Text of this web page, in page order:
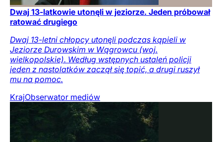
Dwaj 13-latkowie utonęli w jeziorze. Jeden próbował
ratować drugiego
Dwaj 13-letni chłopcy utonęli podczas kąpieli w
Jeziorze Durowskim w Wągrowcu (woj.
wielkopolskie). Według wstępnych ustaleń policji
jeden z nastolatków zaczął się topić, a drugi ruszył
mu na pomoc.
KrajObserwator mediów